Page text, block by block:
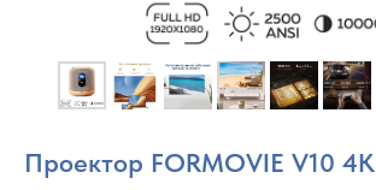
Проектор FORMOVIE V10 4K